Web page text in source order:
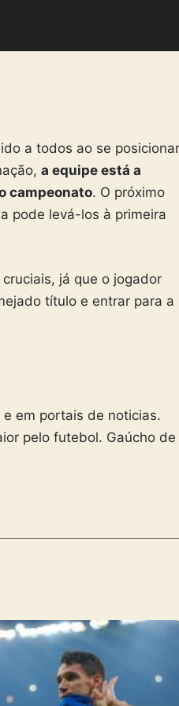
a todos ao se posicionar
a equipe está a
campeonato. O próximo
pode levá-los à primeira
já que o jogador
título e entrar para a
em portais de noticias.
pelo futebol. Gaúcho de